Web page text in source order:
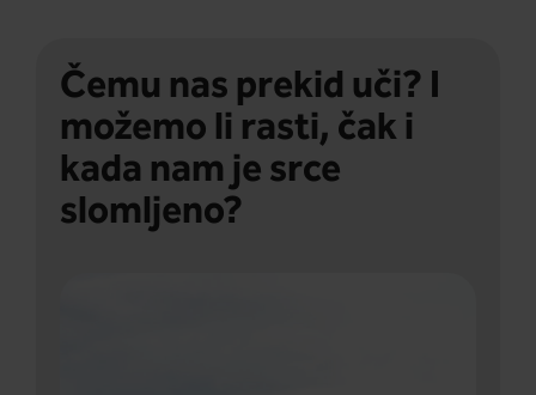
Čemu nas prekid uči? I
možemo li rasti, čak i
kada nam je srce
slomljeno?